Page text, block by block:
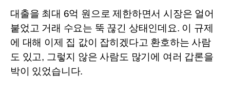
대출을 최대 6억 원으로 제한하면서 시장은 얼어
붙었고 거래 수요는 뚝 끊긴 상태인데요. 이 규제
에 대해 이제 집 값이 잡히겠다고 환호하는 사람
도 있고, 그렇지 않은 사람도 많기에 여러 갑론을
박이 있었습니다.